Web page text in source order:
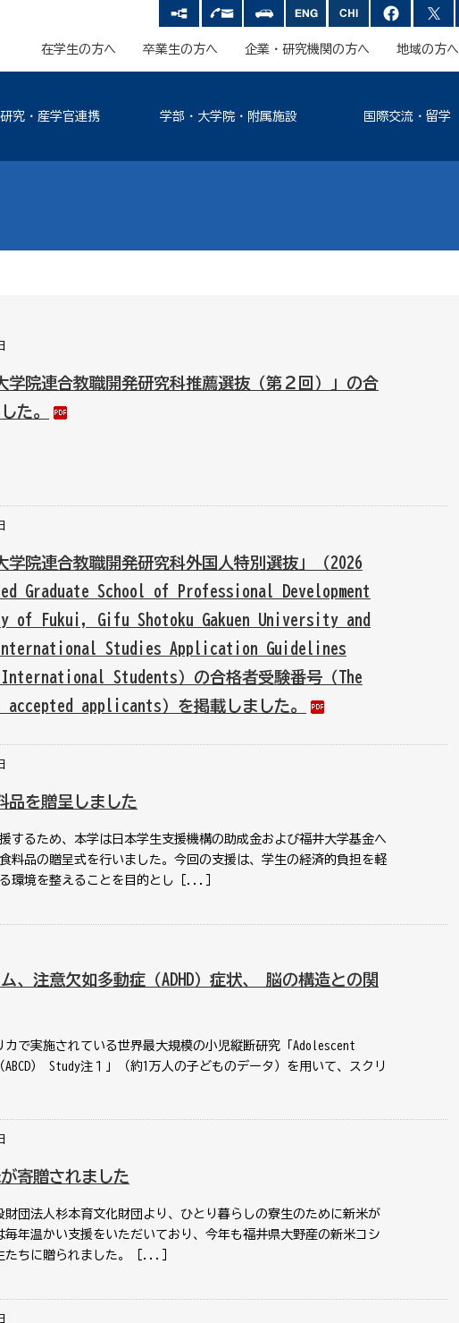
在学生の方へ 卒業生の方へ 企業・研究機関の方へ 地域の方へ
研究・産学官連携 学部・大学院・附属施設 国際交流・留学
学院連合教職開発研究科推薦選抜（第２回）」の合
た。
学院連合教職開発研究科外国人特別選抜」（2026
Graduate School of Professional Development
of Fukui, Gifu Shotoku Gakuen University and
Studies Application Guidelines
Students）の合格者受験番号（The
applicants）を掲載しました。
品を贈呈しました
するため、本学は日本学生支援機構の助成金および福井大学基金へ
料品の贈呈式を行いました。今回の支援は、学生の経済的負担を軽
環境を整えることを目的とし［...］
、注意欠如多動症（ADHD）症状、 脳の構造との関
で実施されている世界最大規模の小児縦断研究「Adolescent
） Study注１」（約1万人の子どものデータ）を用いて、スクリ
寄贈されました
団法人杉本育文化財団より、ひとり暮らしの寮生のために新米が
年温かい支援をいただいており、今年も福井県大野産の新米コシ
たちに贈られました。［...］